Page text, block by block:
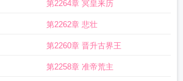
武神无弹窗免费阅读 七界武神的介绍
七界武神叶天有多少女人七界武神叶天两个灵魂
看 七界武神txt免费全本七界武神境界划分
蒙之死 七界武神咋样 七界武神全文免费阅读
第2264章 冥皇来历
第2262章 悲壮
第2260章 晋升古界王
第2258章 准帝荒主